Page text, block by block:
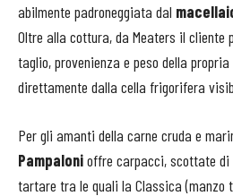
abilmente padroneggiata dal
Oltre alla cottura, da Meaters il cliente
taglio, provenienza e peso della
direttamente dalla cella frigorifera
Per gli amanti della carne cruda e
Pampalonioffre carpacci, scottate di
tartare tra le quali la Classica (manzo